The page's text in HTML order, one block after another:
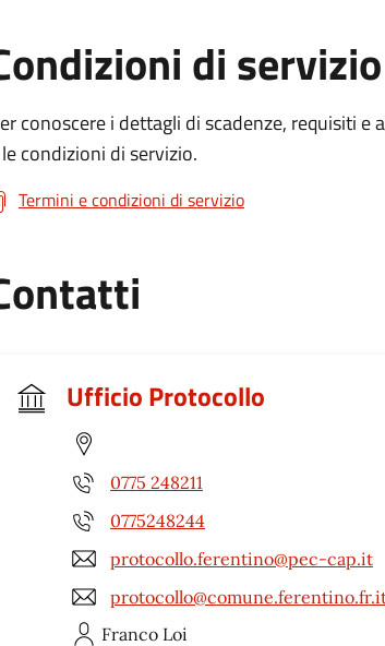
di servizio
conoscere i dettagli di scadenze, requisiti
condizioni di servizio.
Termini e condizioni di servizio
Ufficio Protocollo
0775 248211
0775248244
protocollo.ferentino@pec-cap.it
Franco Loi